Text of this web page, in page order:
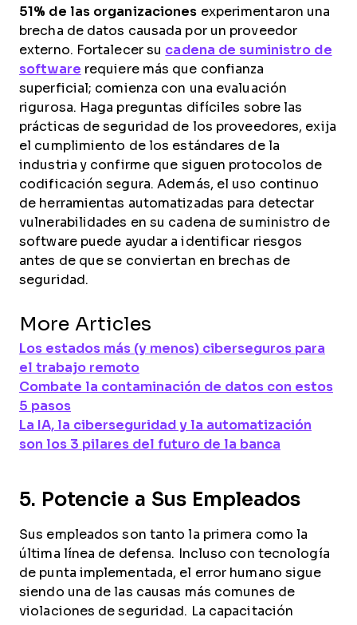
51% de las organizaciones experimentaron una
brecha de datos causada por un proveedor
externo. Fortalecer su cadena de suministro de
software requiere más que confianza
superficial; comienza con una evaluación
rigurosa. Haga preguntas difíciles sobre las
prácticas de seguridad de los proveedores, exija
el cumplimiento de los estándares de la
industria y confirme que siguen protocolos de
codificación segura. Además, el uso continuo
de herramientas automatizadas para detectar
vulnerabilidades en su cadena de suministro de
software puede ayudar a identificar riesgos
antes de que se conviertan en brechas de
seguridad.
More Articles
Los estados más (y menos) ciberseguros para
el trabajo remoto
Combate la contaminación de datos con estos
5 pasos
La IA, la ciberseguridad y la automatización
son los 3 pilares del futuro de la banca
5. Potencie a Sus Empleados
Sus empleados son tanto la primera como la
última línea de defensa. Incluso con tecnología
de punta implementada, el error humano sigue
siendo una de las causas más comunes de
violaciones de seguridad. La capacitación